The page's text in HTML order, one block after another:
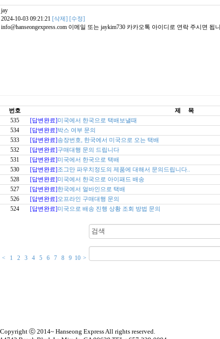
jay
2024-10-03 09:21:21 [삭제] [수정]
info@hanseongexpress.com 이메일 또는 jaykim730 카카오톡 아이디로 연락 주시면 됩
번호
제 목
535
[답변완료]미국에서 한국으로 택배보낼때
534
[답변완료]박스 여부 문의
533
[답변완료]송장번호, 한국에서 미국으로 오는 택배
532
[답변완료]구매대행 문의 드립니다
531
[답변완료]미국에서 한국으로 택배
530
[답변완료]조그만 파우치정도의 제품에 대해서 문의드립니다..
528
[답변완료]미국에서 한국으로 아이패드 배송
527
[답변완료]한국에서 얼바인으로 택배
526
[답변완료]오프라인 구매대행 문의
524
[답변완료]미국으로 배송 진행 상황 조회 방법 문의
< 1 2 3 4 5 6 7 8 9 10 >
Copyright ⓒ 2014~ Hanseong Express All rights reserved.